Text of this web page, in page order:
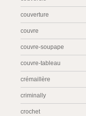
couverture
couvre
couvre-soupape
couvre-tableau
crémaillère
criminally
crochet